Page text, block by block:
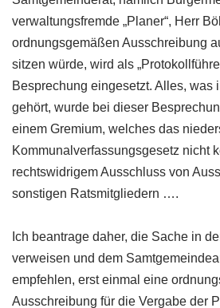
verwaltungsfremde „Planer“, Herr
ordnungsgemäßen Ausschreibung
sitzen würde, wird als
Besprechung eingesetzt. Alles, was
gehört, wurde bei dieser
einem Gremium, welches das
Kommunalverfassungsgesetz nicht
rechtswidrigem Ausschluss von
sonstigen Ratsmitgliedern ….
Ich beantrage daher, die Sache in
verweisen und dem
empfehlen, erst einmal eine
Ausschreibung für die Vergabe der